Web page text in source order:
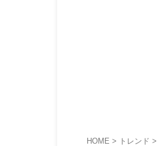
HOME > トレンド >